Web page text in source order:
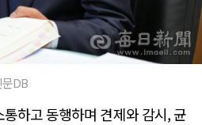
문DB
하고 동행하며 견제와 감시, 균